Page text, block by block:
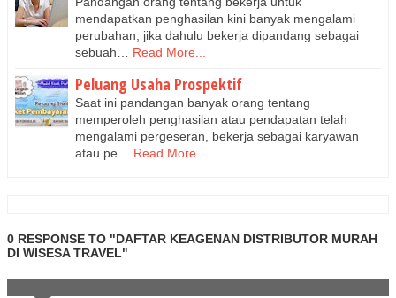
mendapatkan penghasilan kini banyak mengalami
perubahan, jika dahulu bekerja dipandang sebagai
sebuah…
Read More...
Peluang Usaha Prospektif
Saat ini pandangan banyak orang tentang
memperoleh penghasilan atau pendapatan telah
mengalami pergeseran, bekerja sebagai karyawan
atau pe…
Read More...
0 RESPONSE TO "DAFTAR KEAGENAN DISTRIBUTOR MURAH
DI WISESA TRAVEL"